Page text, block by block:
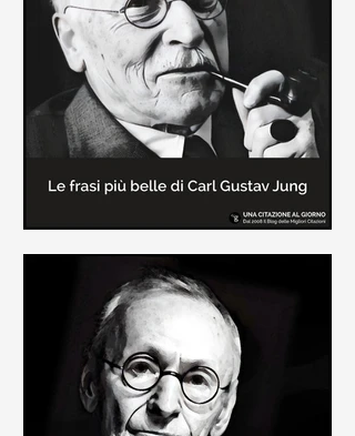
frasi più belle di Andrea Camilleri, il
creatore dei libri sulle vicende del
Commissario Montalbano
Le frasi più belle di Carl Gustav
In questa pagina sono raccolte le
frasi più belle di Carl Gustav Jung
tratte dai suoi libri più significativi
come "Libro Rosso"